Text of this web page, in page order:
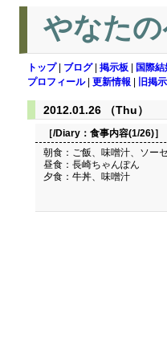
やなた
トップ| ブログ| 掲示板 国際結
プロフィール| 更新情報 旧掲
2012.01.26 （Thu）
［/Diary： 食事内容(1/26)］
朝食：ご飯、味噌汁、ソー
昼食：長崎ちゃんぽん
夕食：牛丼、味噌汁